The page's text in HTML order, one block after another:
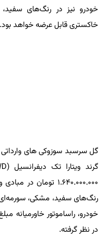
خودرو نیز در رنگ‌های
خاکستری قابل عرضه خواهد بود.
گل سرسبد سوزوکی های
۱.۶۴۰.۰۰۰.۰۰۰
رنگ‌های سفید، مشکی،
در نظر گرفته.